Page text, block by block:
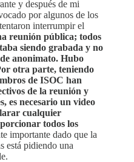
y después de mi
por algunos de los
interrumpir el
reunión pública; todos
siendo grabada y no
anonimato. Hubo
otra parte, teniendo
de ISOC han
de la reunión y
es necesario un video
cualquier
todos los
importante dado que la
está pidiendo una